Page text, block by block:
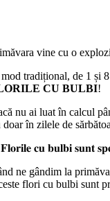
vine cu o
tradițional, de 1 și
CU BULBI!
nu ai luat în calcul
doar în zilele de
𝐜𝐮 𝐛𝐮𝐥𝐛𝐢 𝐬𝐮𝐧𝐭
ne gândim la
flori cu bulbi sunt